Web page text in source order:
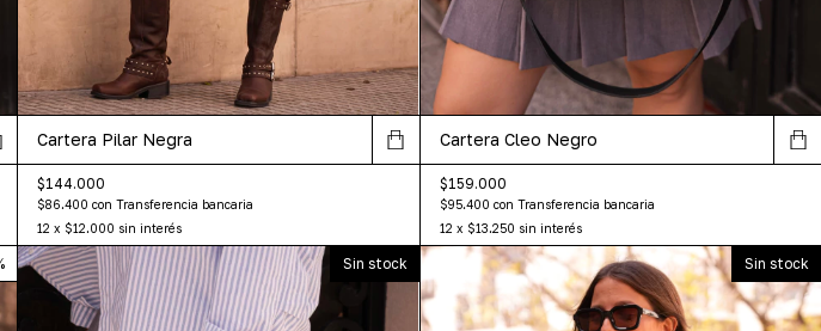
Cartera Pilar Negra
$144.000
$86.400 con Transferencia bancaria
12 x $12.000 sin interés
Cartera Cleo Negro
$159.000
$95.400 con Transferencia bancaria
12 x $13.250 sin interés
Sin stock Sin stock